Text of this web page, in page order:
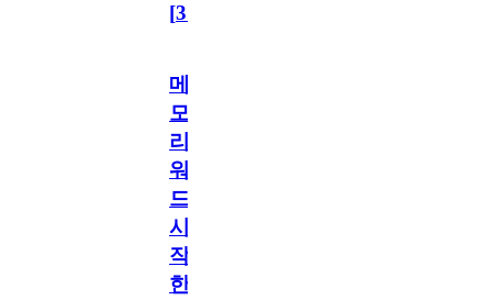
[31
메
모
리
워
드
시
작
한